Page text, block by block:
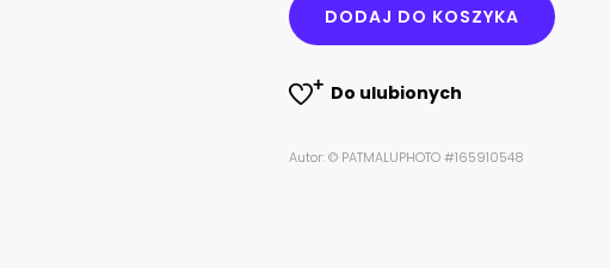
DODAJ DO KOSZYKA
Do ulubionych
Autor: © PATMALUPHOTO #165910548